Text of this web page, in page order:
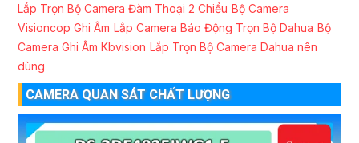
Lắp Trọn Bộ Camera Đàm Thoại 2 Chiều Bộ Camera
Visioncop Ghi Âm Lắp Camera Báo Động Trọn Bộ Dahua Bộ
Camera Ghi Âm Kbvision Lắp Trọn Bộ Camera Dahua nên
dùng
CAMERA QUAN SÁT CHẤT LƯỢNG